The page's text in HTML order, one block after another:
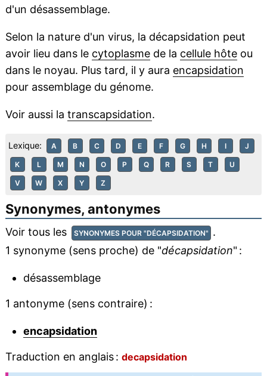
d'un désassemblage.
Selon la nature d'un virus, la décapsidation peut
avoir lieu dans le cytoplasmede la cellule hôteou
dans le noyau. Plus tard, il y aura encapsidation
pour assemblage du génome.
Voir aussi la transcapsidation.
Lexique: A B C D E F G H I J
K L M N O P Q R S T U
V W X Y Z
Synonymes, antonymes
Voir tous les SYNONYMES POUR "DÉCAPSIDATION" .
1 synonyme (sens proche) de "décapsidation" :
désassemblage
1 antonyme (sens contraire) :
encapsidation
Traduction en anglais : decapsidation